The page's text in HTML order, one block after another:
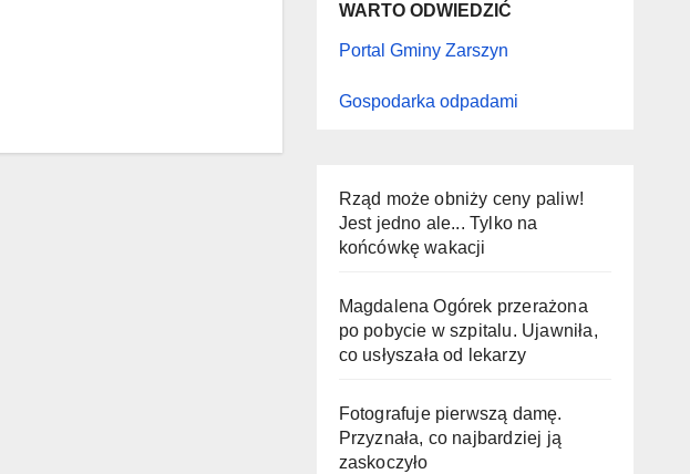
WARTO ODWIEDZIĆ
Portal Gminy Zarszyn
Gospodarka odpadami
Rząd może obniży ceny paliw!
Jest jedno ale... Tylko na
końcówkę wakacji
Magdalena Ogórek przerażona
po pobycie w szpitalu. Ujawniła,
co usłyszała od lekarzy
Fotografuje pierwszą damę.
Przyznała, co najbardziej ją
zaskoczyło